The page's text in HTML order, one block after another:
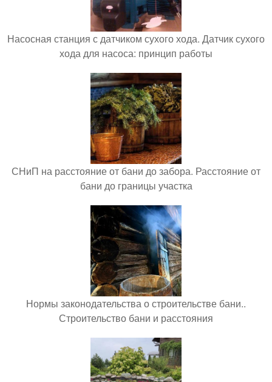
Насосная станция с датчиком сухого хода. Датчик сухого
хода для насоса: принцип работы
СНиП на расстояние от бани до забора. Расстояние от
бани до границы участка
Нормы законодательства о строительстве бани..
Строительство бани и расстояния